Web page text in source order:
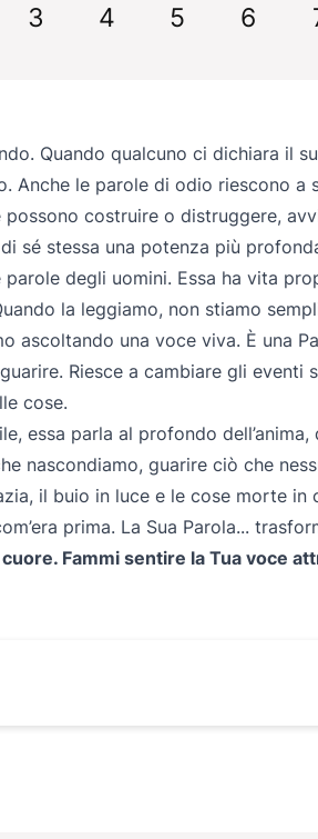
3 4 5 6
Quando qualcuno ci dichiara il
Anche le parole di odio riescono a
possono costruire o distruggere,
sé stessa una potenza più
degli uomini. Essa ha vita
la leggiamo, non stiamo
ascoltando una voce viva. È una
Riesce a cambiare gli eventi
cose.
essa parla al profondo dell’anima,
nascondiamo, guarire ciò che
il buio in luce e le cose morte in
prima. La Sua Parola...
Fammi sentire la Tua voce